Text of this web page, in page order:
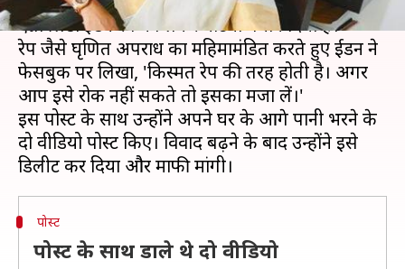
एन्ना लिंडा ईडन रेप को लेकर घटिया बयान दिया है।
रेप जैसे घृणित अपराध का महिमामंडित करते हुए ईडन ने
फेसबुक पर लिखा, 'किस्मत रेप की तरह होती है। अगर
आप इसे रोक नहीं सकते तो इसका मजा लें।'
इस पोस्ट के साथ उन्होंने अपने घर के आगे पानी भरने के
दो वीडियो पोस्ट किए। विवाद बढ़ने के बाद उन्होंने इसे
पोस्ट
पोस्ट के साथ डाले थे दो वीडियो